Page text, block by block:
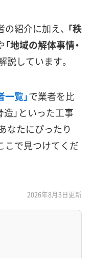
紹介に加え、 「秩
「地域の解体事情・
説しています。
覧」で業者を比
造」といった工事
なたにぴったり
こで見つけてくだ
2026年8月3日更新